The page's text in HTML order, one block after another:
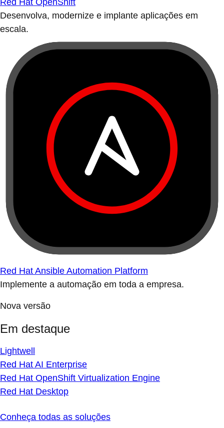
Red Hat OpenShift
Desenvolva, modernize e implante aplicações em
escala.
Red Hat Ansible Automation Platform
Implemente a automação em toda a empresa.
Nova versão
Em destaque
Lightwell
Red Hat AI Enterprise
Red Hat OpenShift Virtualization Engine
Red Hat Desktop
Conheça todas as soluções